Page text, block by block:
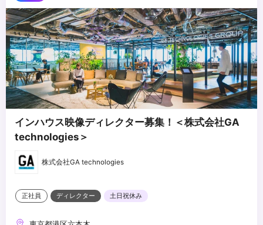
いるか
・各作品におけるご自身の担当領域と、特に工夫・注力したポイン
トが明確に伝わるか
・映像の演出設計およびコンテ/絵コンテの作成経験
・一眼カメラなどでの撮影経験（小規模）
・小規模でのライブ配信経験(OBS・VR-6HDなど)
・3DCGの制作経験
・コミュニケーションデザイン、マーケティングの知識
・チームマネジメントの経験
・制作進行（予算・スケジュール管理）、外部パートナー（撮
影/CG/MA）との折衝経験
■求める人物像
・クリエイティブの美しさと事業成果（視聴完了率/CV/エンゲージ
メント）を両立できる方
・Yes &の考え方を実践している方
・スピード感もって取り組める方
・チームで協力して目標達成のために積極的にアクションできる方
・自ら考え、顧客にとって最適なアクションを考えられる方
・GA VALUESに共感できる方
...
インハウス映像ディレクター募集！＜株式会社GA
technologies＞
株式会社GA technologies
正社員 ディレクター 土日祝休み